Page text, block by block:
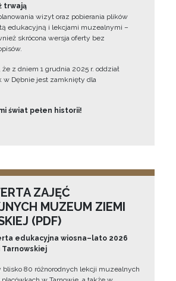
trwają
wizyt oraz pobierania plików
edukacyjną i lekcjami muzealnymi –
skrócona wersja oferty bez
z dniem 1 grudnia 2025 r. oddział
Dębnie jest zamknięty dla
świat pełen historii!
ZAJĘĆ
MUZEUM ZIEMI
(PDF)
edukacyjna wiosna–lato 2026
Tarnowskiej
blisko 80 różnorodnych lekcji muzealnych